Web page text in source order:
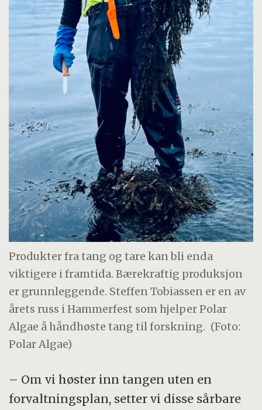
Produkter fra tang og tare kan bli enda
viktigere i framtida. Bærekraftig produksjon
er grunnleggende. Steffen Tobiassen er en av
årets russ i Hammerfest som hjelper Polar
Algae å håndhøste tang til forskning. (Foto:
Polar Algae)
– Om vi høster inn tangen uten en
forvaltningsplan, setter vi disse sårbare